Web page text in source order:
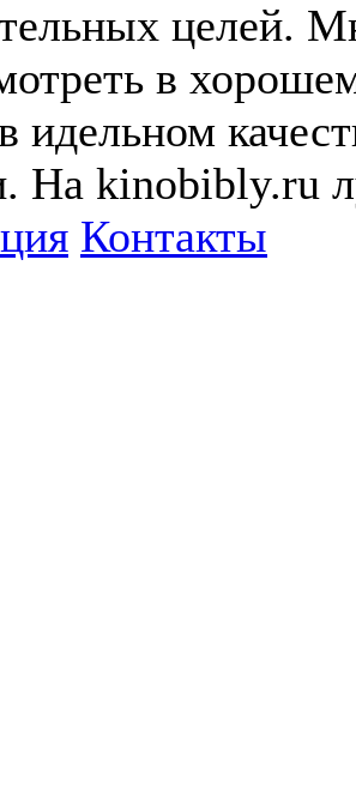
целей.
в
идельном
На kinobibly.ru
Контакты